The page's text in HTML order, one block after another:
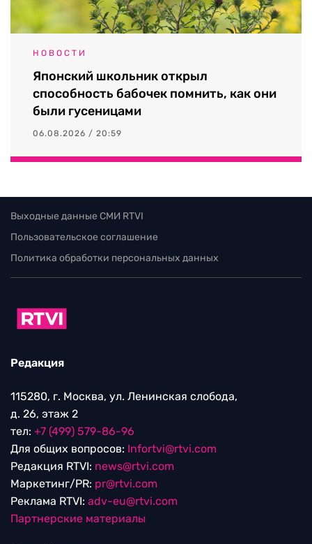
НОВОСТИ
Японский школьник открыл
способность бабочек помнить, как они
были гусеницами
06.08.2026 / 20:59
Выходные данные СМИ RTVI
Пользовательское соглашение
Политика обработки персональных данных
Редакция
115280, г. Москва, ул. Ленинская слобода,
д. 26, этаж 2
тел: +7 (499) 579-86-96
Для общих вопросов: Infortvi@rtvi.com
Редакция RTVI: news@rtvi.com
Маркетинг/PR: pr@rtvi.com
Реклама RTVI: adv-eu@rtvi.com
Партнерские материалы